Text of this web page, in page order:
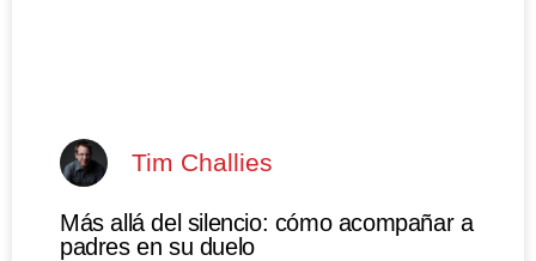
Tim Challies
Más allá del silencio: cómo acompañar a
padres en su duelo